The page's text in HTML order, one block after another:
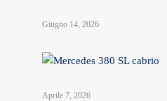
Giugno 14, 2026
Aprile 7, 2026